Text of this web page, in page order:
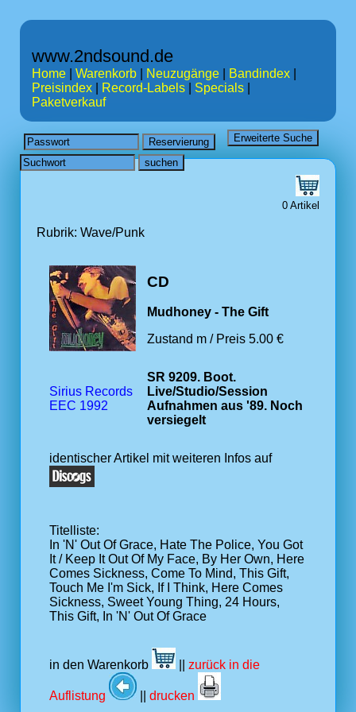
www.2ndsound.de
Home Warenkorb Neuzugänge Bandindex
Preisindex
Record-Labels Specials
Paketverkauf
0 Artikel
Rubrik: Wave/Punk
CD
Mudhoney - The Gift
Zustand m / Preis 5.00 €
Sirius Records
EEC 1992
SR 9209. Boot.
Live/Studio/Session
Aufnahmen aus '89. Noch
versiegelt
identischer Artikel mit weiteren Infos auf
Titelliste:
In 'N' Out Of Grace, Hate The Police, You Got
It / Keep It Out Of My Face, By Her Own, Here
Comes Sickness, Come To Mind, This Gift,
Touch Me I'm Sick, If I Think, Here Comes
Sickness, Sweet Young Thing, 24 Hours,
This Gift, In 'N' Out Of Grace
in den Warenkorb zurück in die
Auflistung drucken